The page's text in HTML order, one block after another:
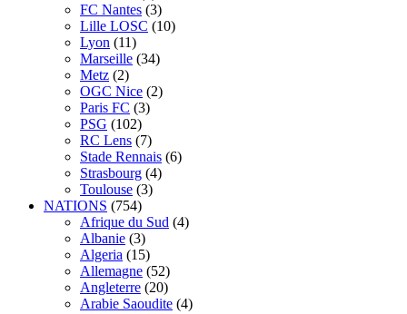
FC Nantes (3)
Lille LOSC (10)
Lyon (11)
Marseille (34)
Metz (2)
OGC Nice (2)
Paris FC (3)
PSG (102)
RC Lens (7)
Stade Rennais (6)
Strasbourg (4)
Toulouse (3)
NATIONS (754)
Afrique du Sud (4)
Albanie (3)
Algeria (15)
Allemagne (52)
Angleterre (20)
Arabie Saoudite (4)